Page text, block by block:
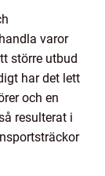
varor
större utbud
har det lett
och en
resulterat i